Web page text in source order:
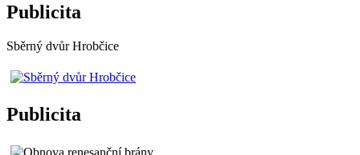
Publicita
Sběrný dvůr Hrobčice
Publicita